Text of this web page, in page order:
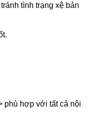
tình trạng xệ bản
phù hợp với tất cả nội